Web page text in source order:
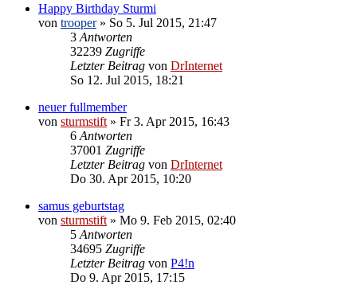
Happy Birthday Sturmi
von trooper» So 5. Jul 2015, 21:47
3 Antworten
32239 Zugriffe
Letzter Beitrag von DrInternet
So 12. Jul 2015, 18:21
neuer fullmember
von sturmstift » Fr 3. Apr 2015, 16:43
6 Antworten
37001 Zugriffe
Letzter Beitrag von DrInternet
Do 30. Apr 2015, 10:20
samus geburtstag
von sturmstift » Mo 9. Feb 2015, 02:40
5 Antworten
34695 Zugriffe
Letzter Beitrag von P4!n
Do 9. Apr 2015, 17:15